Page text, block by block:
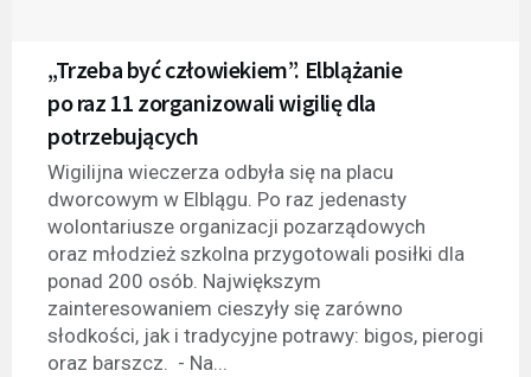
„Trzeba być człowiekiem”. Elblążanie
po raz 11 zorganizowali wigilię dla
potrzebujących
Wigilijna wieczerza odbyła się na placu
dworcowym w Elblągu. Po raz jedenasty
wolontariusze organizacji pozarządowych
oraz młodzież szkolna przygotowali posiłki dla
ponad 200 osób. Największym
zainteresowaniem cieszyły się zarówno
słodkości, jak i tradycyjne potrawy: bigos, pierogi
oraz barszcz. - Na...